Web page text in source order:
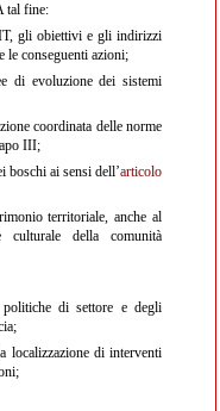
tal fine:
gli obiettivi e gli indirizzi
le conseguenti azioni;
di evoluzione dei sistemi
coordinata delle norme
III;
boschi ai sensi dell’articolo
territoriale, anche al
della comunità
di settore e degli
localizzazione di interventi